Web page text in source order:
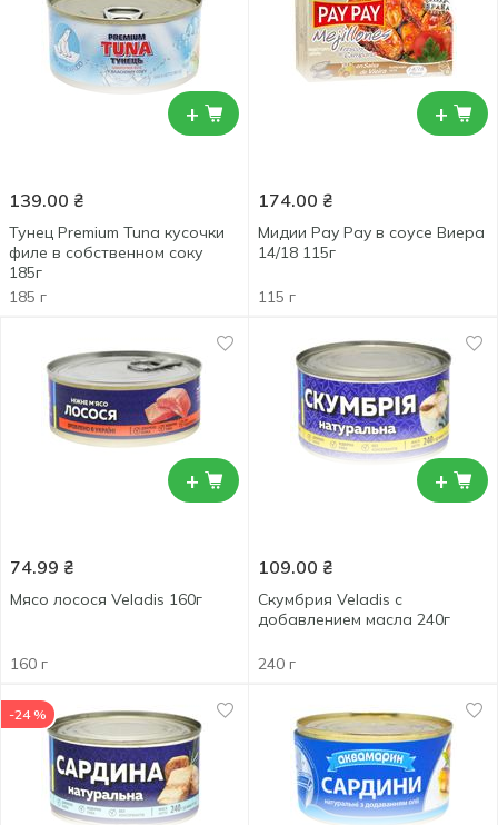
+
139.00 ₴
Тунец Premium Tuna кусочки
филе в собственном соку
185г
185 г
+
174.00 ₴
Мидии Pay Pay в соусе Виера
14/18 115г
115 г
+
74.99 ₴
Мясо лосося Veladis 160г
160 г
+
109.00 ₴
Скумбрия Veladis с
добавлением масла 240г
240 г
-24 %